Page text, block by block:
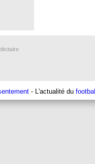
- L'actualité du football